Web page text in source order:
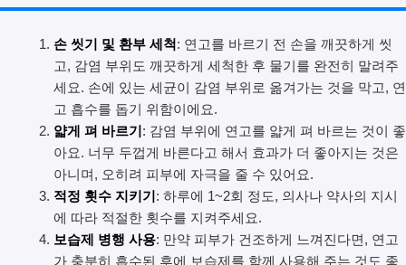
손 씻기 및 환부 세척: 연고를 바르기 전 손을 깨끗하게 씻
고, 감염 부위도 깨끗하게 세척한 후 물기를 완전히 말려주
세요. 손에 있는 세균이 감염 부위로 옮겨가는 것을 막고, 연
고 흡수를 돕기 위함이에요.
얇게 펴 바르기 : 감염 부위에 연고를 얇게 펴 바르는 것이 좋
아요. 너무 두껍게 바른다고 해서 효과가 더 좋아지는 것은
아니며, 오히려 피부에 자극을 줄 수 있어요.
적정 횟수 지키기 : 하루에 1~2회 정도, 의사나 약사의 지시
에 따라 적절한 횟수를 지켜주세요.
보습제 병행 사용: 만약 피부가 건조하게 느껴진다면, 연고
가 충분히 흡수된 후에 보습제를 함께 사용해 주는 것도 좋